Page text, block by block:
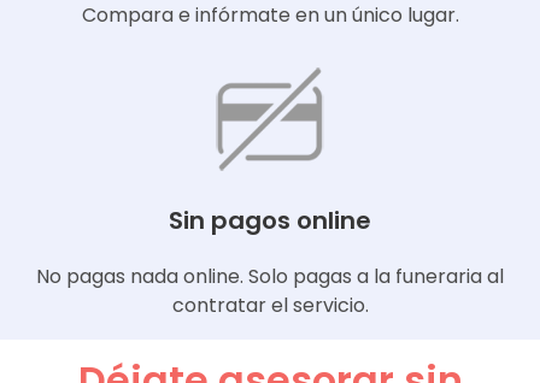
Compara e infórmate en un único lugar.
Sin pagos online
No pagas nada online. Solo pagas a la funeraria al
contratar el servicio.